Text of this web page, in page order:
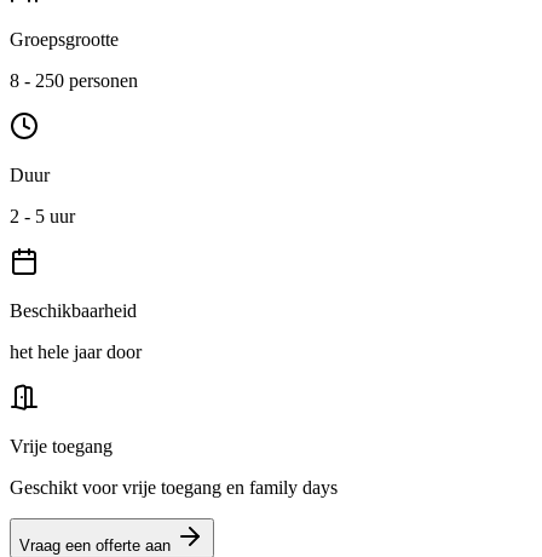
Groepsgrootte
8 - 250 personen
Duur
2 - 5 uur
Beschikbaarheid
het hele jaar door
Vrije toegang
Geschikt voor vrije toegang en family days
Vraag een offerte aan